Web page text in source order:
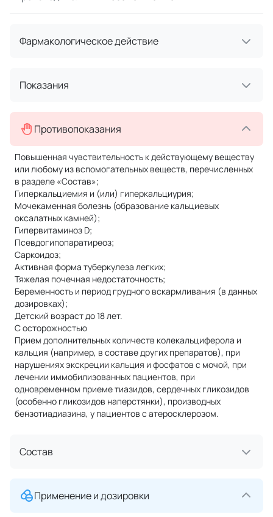
Фармакологическое действие
Показания
Противопоказания
Повышенная чувствительность к действующему веществу
или любому из вспомогательных веществ, перечисленных
в разделе «Состав»;
Гиперкальциемия и (или) гиперкальциурия;
Мочекаменная болезнь (образование кальциевых
оксалатных камней);
Гипервитаминоз D;
Псевдогипопаратиреоз;
Саркоидоз;
Активная форма туберкулеза легких;
Тяжелая почечная недостаточность;
Беременность и период грудного вскармливания (в данных
дозировках);
Детский возраст до 18 лет.
С осторожностью
Прием дополнительных количеств колекальциферола и
кальция (например, в составе других препаратов), при
нарушениях экскреции кальция и фосфатов с мочой, при
лечении иммобилизованных пациентов, при
одновременном приеме тиазидов, сердечных гликозидов
(особенно гликозидов наперстянки), производных
бензотиадиазина, у пациентов с атеросклерозом.
Состав
Применение и дозировки